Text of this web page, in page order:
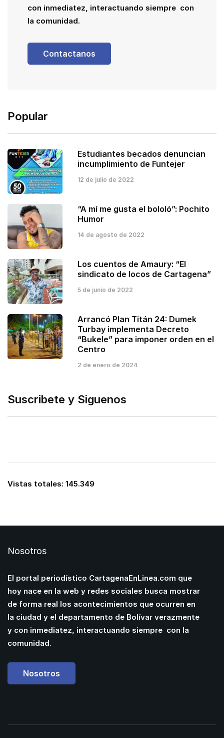
con inmediatez, interactuando siempre con
la comunidad.
Contactanos
Popular
Estudiantes becados denuncian
incumplimiento de Funtejer
12 de julio de 2022
“A mí me gusta el bololó”: Pochito
Humor
14 de agosto de 2022
Los cuentos de Amaury: “El
sindicato de locos de Cartagena”
5 de junio de 2022
Arrancó Plan Titán 24: Dumek
Turbay implementa Decreto
“Bukele” para imponer orden en el
Centro
2 de enero de 2024
Suscribete y Siguenos
Vistas totales: 145.349
Nosotros
El portal periodístico CartagenaEnLinea.com que
hoy nace en la web y redes sociales busca mostrar
de forma real los acontecimientos que ocurren en
la ciudad y el departamento de Bolívar verazmente
y con inmediatez, interactuando siempre con la
comunidad.
Nosotros